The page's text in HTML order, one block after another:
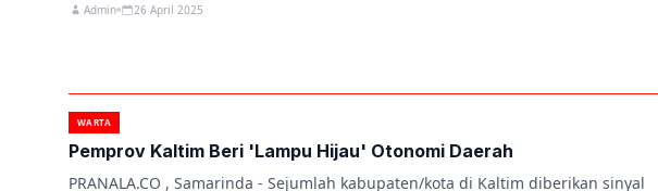
Admin 26 April 2025
WARTA
Pemprov Kaltim Beri 'Lampu Hijau' Otonomi Daerah
PRANALA.CO , Samarinda - Sejumlah kabupaten/kota di Kaltim diberikan sinyal